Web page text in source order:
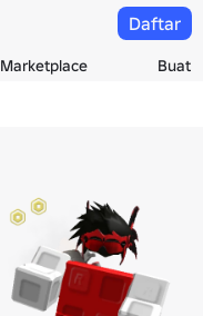
Marketplace Buat
Daftar